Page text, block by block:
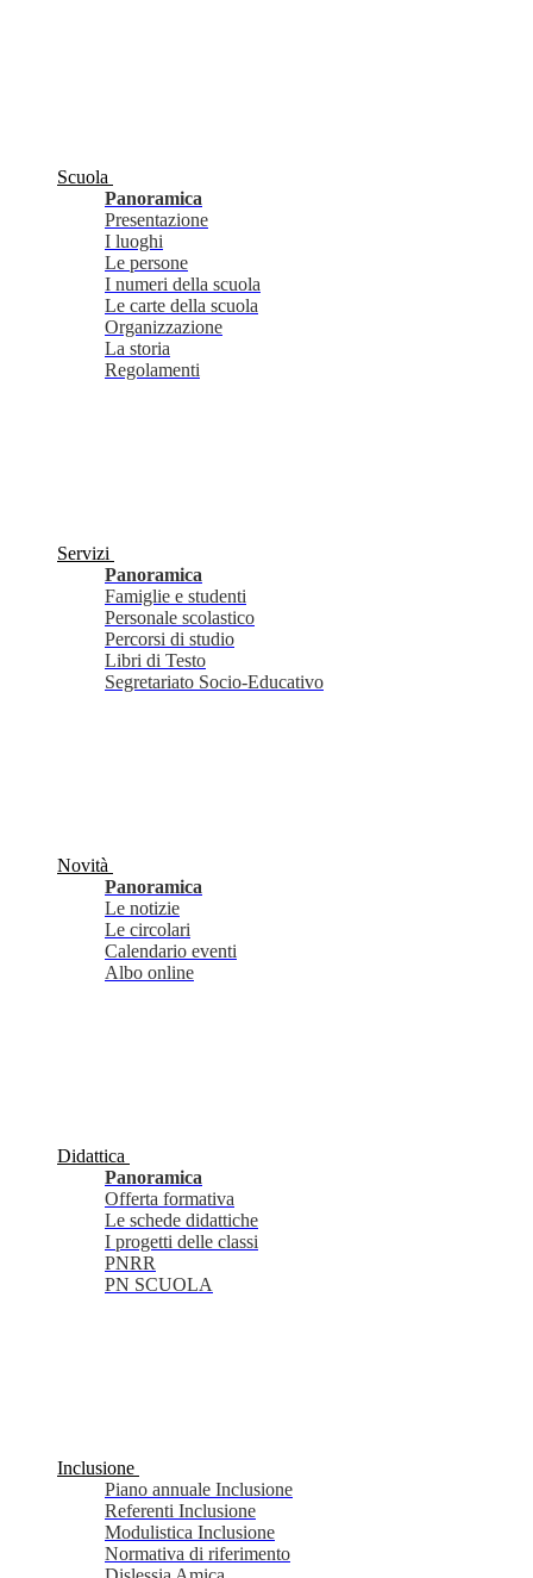
Scuola
Panoramica
Presentazione
I luoghi
Le persone
I numeri della scuola
Le carte della scuola
Organizzazione
La storia
Regolamenti
Servizi
Panoramica
Famiglie e studenti
Personale scolastico
Percorsi di studio
Libri di Testo
Segretariato Socio-Educativo
Novità
Panoramica
Le notizie
Le circolari
Calendario eventi
Albo online
Didattica
Panoramica
Offerta formativa
Le schede didattiche
I progetti delle classi
PNRR
PN SCUOLA
Inclusione
Piano annuale Inclusione
Referenti Inclusione
Modulistica Inclusione
Normativa di riferimento